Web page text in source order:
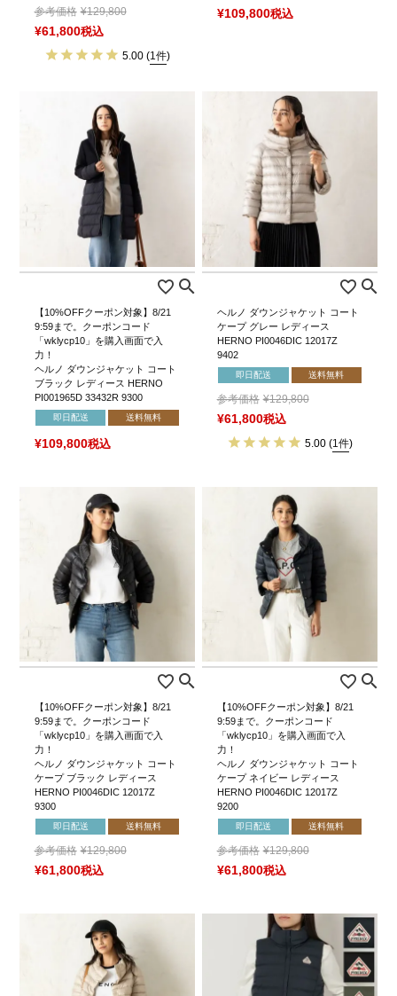
参考価格 ¥129,800
¥61,800税込
5.00 (1件)
¥109,800税込
【10%OFFクーポン対象】8/21
9:59まで。クーポンコード
「wklycp10」を購入画面で入
力！
ヘルノ ダウンジャケット コート
ブラック レディース HERNO
PI001965D 33432R 9300
即日配送 送料無料
¥109,800税込
ヘルノ ダウンジャケット コート
ケープ グレー レディース
HERNO PI0046DIC 12017Z
9402
即日配送 送料無料
参考価格 ¥129,800
¥61,800税込
5.00 (1件)
【10%OFFクーポン対象】8/21
9:59まで。クーポンコード
「wklycp10」を購入画面で入
力！
ヘルノ ダウンジャケット コート
ケープ ブラック レディース
HERNO PI0046DIC 12017Z
9300
即日配送 送料無料
参考価格 ¥129,800
¥61,800税込
【10%OFFクーポン対象】8/21
9:59まで。クーポンコード
「wklycp10」を購入画面で入
力！
ヘルノ ダウンジャケット コート
ケープ ネイビー レディース
HERNO PI0046DIC 12017Z
9200
即日配送 送料無料
参考価格 ¥129,800
¥61,800税込